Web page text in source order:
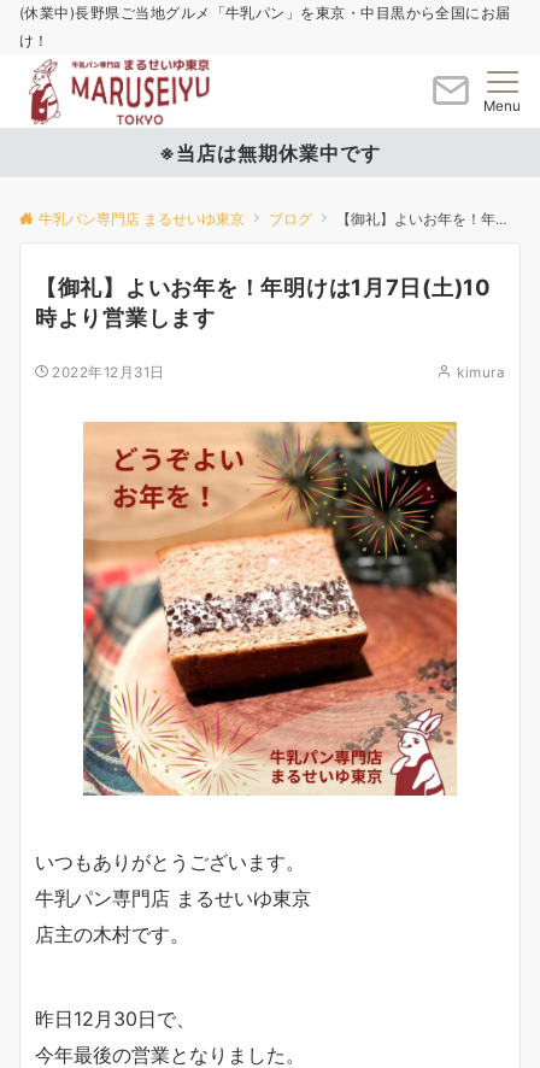
(休業中)長野県ご当地グルメ「牛乳パン」を東京・中目黒から全国にお届
け！
Menu
※当店は無期休業中です
牛乳パン専門店 まるせいゆ東京 ブログ 【御礼】よいお年を！年明けは1月7日(土)10時より営業します
【御礼】よいお年を！年明けは1月7日(土)10
時より営業します
2022年12月31日 kimura
いつもありがとうございます。
牛乳パン専門店 まるせいゆ東京
店主の木村です。
昨日12月30日で、
今年最後の営業となりました。